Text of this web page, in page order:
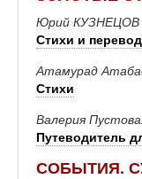
Юрий КУЗНЕЦОВ
Стихи и
Атамурад
Стихи
Валерия
Путеводитель
СОБЫТИЯ.